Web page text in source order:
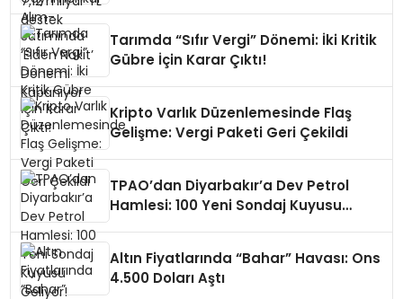
Tarımda “Sıfır Vergi” Dönemi: İki Kritik
Gübre İçin Karar Çıktı!
Kripto Varlık Düzenlemesinde Flaş
Gelişme: Vergi Paketi Geri Çekildi
TPAO’dan Diyarbakır’a Dev Petrol
Hamlesi: 100 Yeni Sondaj Kuyusu
Altın Fiyatlarında “Bahar” Havası: Ons
4.500 Doları Aştı